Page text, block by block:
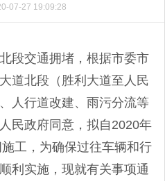
07-27 19:09:28
段交通拥堵，根据市委市
道北段（胜利大道至人民
人行道改建、雨污分流等
民政府同意，拟自2020年
工，为确保过往车辆和行
利实施，现就有关事项通